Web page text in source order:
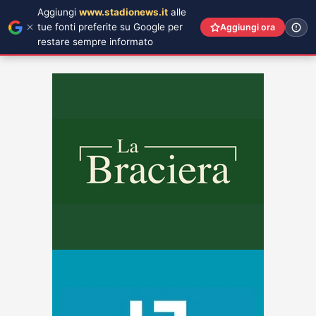
Aggiungi www.stadionews.it alle
tue fonti preferite su Google per
restare sempre informato
Aggiungi ora